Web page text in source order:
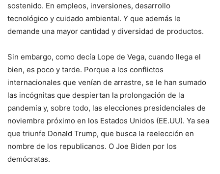
sostenido. En empleos, inversiones, desarrollo
tecnológico y cuidado ambiental. Y que además le
demande una mayor cantidad y diversidad de productos.
Sin embargo, como decía Lope de Vega, cuando llega el
bien, es poco y tarde. Porque a los conflictos
internacionales que venían de arrastre, se le han sumado
las incógnitas que despiertan la prolongación de la
pandemia y, sobre todo, las elecciones presidenciales de
noviembre próximo en los Estados Unidos (EE.UU). Ya sea
que triunfe Donald Trump, que busca la reelección en
nombre de los republicanos. O Joe Biden por los
demócratas.